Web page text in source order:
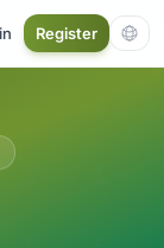
Register